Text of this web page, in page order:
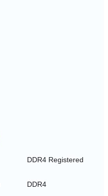
DDR4 Registered
DDR4